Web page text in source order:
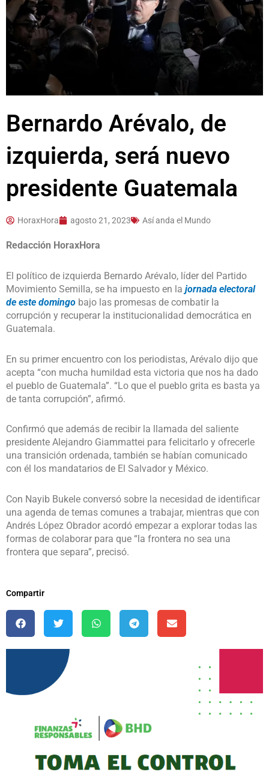
Bernardo Arévalo, de
izquierda, será nuevo
presidente Guatemala
HoraxHora agosto 21, 2023 Así anda el Mundo
Redacción HoraxHora
El político de izquierda Bernardo Arévalo, líder del Partido
Movimiento Semilla, se ha impuesto en la jornada electoral
de este domingo bajo las promesas de combatir la
corrupción y recuperar la institucionalidad democrática en
Guatemala.
En su primer encuentro con los periodistas, Arévalo dijo que
acepta “con mucha humildad esta victoria que nos ha dado
el pueblo de Guatemala”. “Lo que el pueblo grita es basta ya
de tanta corrupción”, afirmó.
Confirmó que además de recibir la llamada del saliente
presidente Alejandro Giammattei para felicitarlo y ofrecerle
una transición ordenada, también se habían comunicado
con él los mandatarios de El Salvador y México.
Con Nayib Bukele conversó sobre la necesidad de identificar
una agenda de temas comunes a trabajar, mientras que con
Andrés López Obrador acordó empezar a explorar todas las
formas de colaborar para que “la frontera no sea una
frontera que separa”, precisó.
Compartir